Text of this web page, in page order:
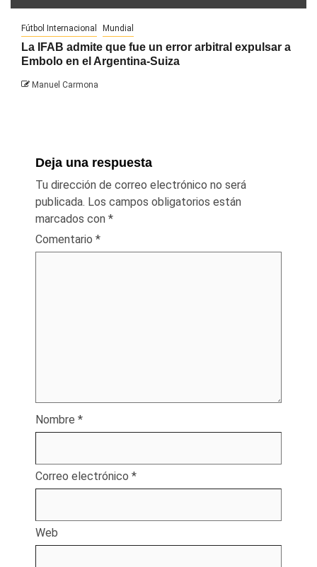
Fútbol Internacional Mundial
La IFAB admite que fue un error arbitral expulsar a
Embolo en el Argentina-Suiza
Manuel Carmona
Deja una respuesta
Tu dirección de correo electrónico no será
publicada. Los campos obligatorios están
marcados con *
Comentario *
Nombre *
Correo electrónico *
Web